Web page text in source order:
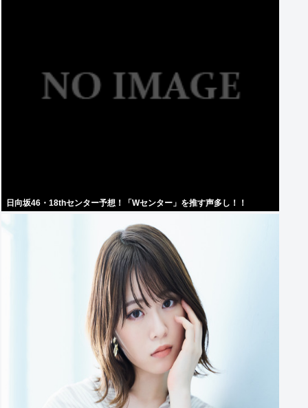
日向坂46・18thセンター予想！「Wセンター」を推す声多し！！